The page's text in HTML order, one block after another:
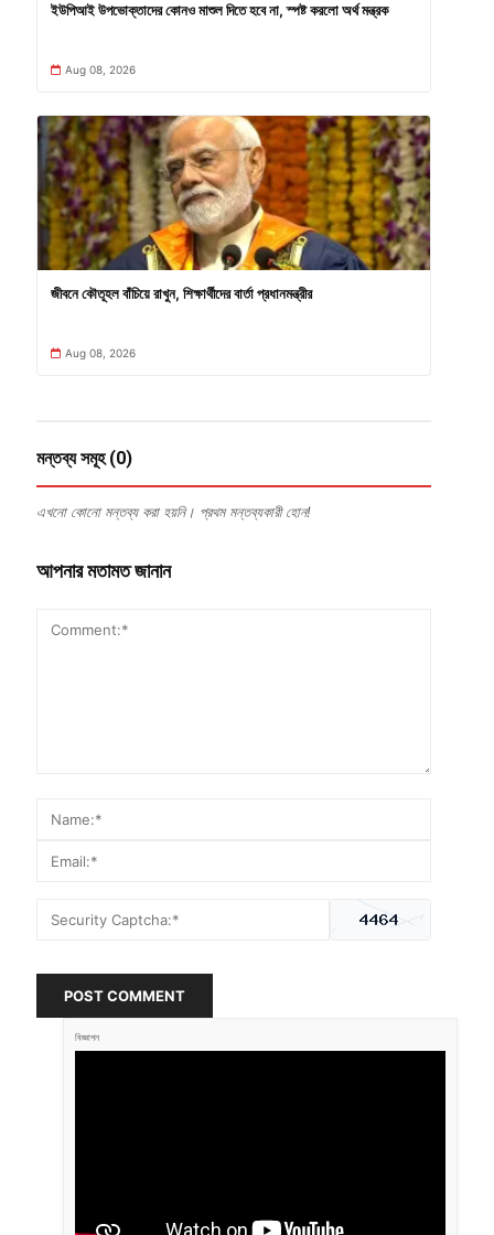
ইউপিআই উপভোক্তাদের কোনও মাশুল দিতে হবে না, স্পষ্ট করলো অর্থ মন্ত্রক
Aug 08, 2026
জীবনে কৌতূহল বাঁচিয়ে রাখুন, শিক্ষার্থীদের বার্তা প্রধানমন্ত্রীর
Aug 08, 2026
মন্তব্য সমূহ (0)
এখনো কোনো মন্তব্য করা হয়নি। প্রথম মন্তব্যকারী হোন!
আপনার মতামত জানান
POST COMMENT
বিজ্ঞাপন